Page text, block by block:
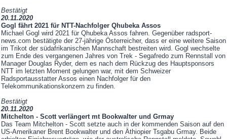
Bestätigt
20.11.2020
Gogl fährt 2021 für NTT-Nachfolger Qhubeka Assos
Michael Gogl wird 2021 für Qhubeka Assos fahren. Gegenüber radsport-
news.com bestätigte der 27-jährige Österreicher, dass er eine weitere Saison
im Trikot der südafrikanischen Mannschaft bestreiten wird. Gogl wechselte
zum Ende des vergangenen Jahres von Trek - Segafredo zum Rennstall von
Manager Douglas Ryder, dem es nach dem Rückzug des Hauptsponsors
NTT im letzten Moment gelungen war, mit dem Schweizer
Radsportausstatter Assos einen Nachfolger für den
Telekommunikationskonzern zu finden.
Bestätigt
20.11.2020
Mitchelton - Scott verlängert mt Bookwalter und Grmay
Das Team Mitchelton - Scott setzte auch in der kommenden Saison auf den
US-Amerikaner Brent Bookwalter und den Äthiopier Tsgabu Grmay. Beide